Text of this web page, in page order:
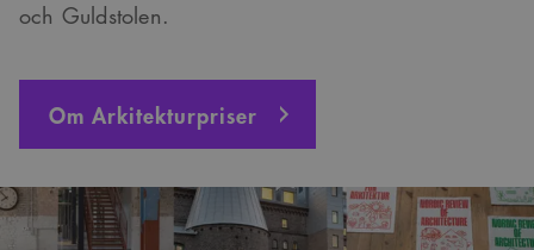
och Guldstolen.
Om Arkitekturpriser